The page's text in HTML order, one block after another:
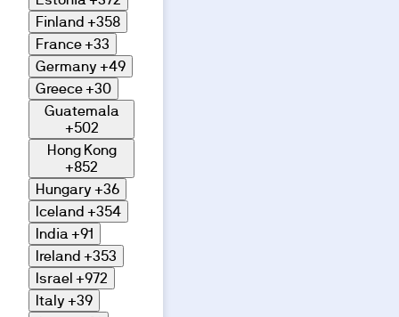
Finland +358
France+33
Germany +49
Greece+30
Guatemala
+502
Hong Kong
+852
Hungary +36
Iceland +354
India +91
Ireland +353
Israel +972
Italy +39